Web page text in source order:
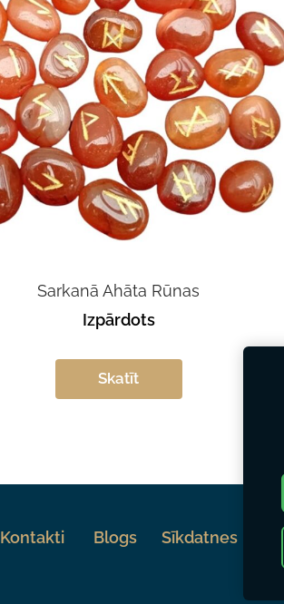
Sarkanā Ahāta Rūnas
Izpārdots
Skatīt
Kontakti Blogs Sīkdatnes